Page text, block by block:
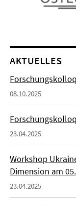
AKTUELLES
08.10.2025
23.04.2025
Workshop
Dimension am
23.04.2025